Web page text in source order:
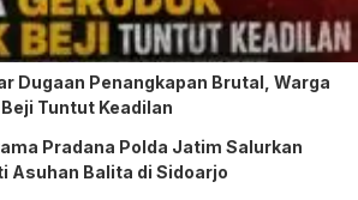
Dugaan Penangkapan Brutal, Warga
Tuntut Keadilan
Pradana Polda Jatim Salurkan
Asuhan Balita di Sidoarjo